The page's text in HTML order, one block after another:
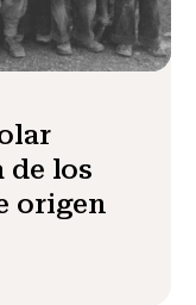
de los
origen